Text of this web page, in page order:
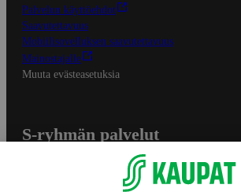
Palvelun käyttöehdot
Saavutettavuus
Mobiilisovelluksen saavutettavuus
Mainostajalle
Muuta evästeasetuksia
S-ryhmän palvelut